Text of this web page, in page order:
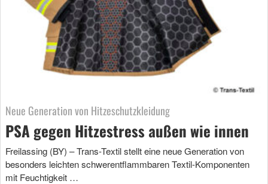
Neue Generation von Hitzeschutzkleidung
PSA gegen Hitzestress außen wie innen
Freilassing (BY) – Trans-Textil stellt eine neue Generation von
besonders leichten schwerentflammbaren Textil-Komponenten
mit Feuchtigkeit …